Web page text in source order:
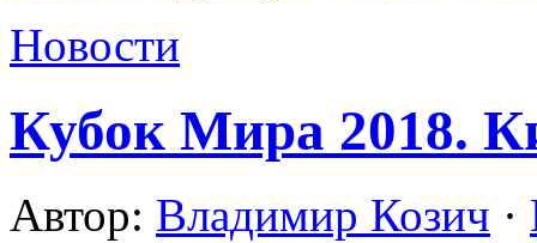
Новости
Кубок Мира 2018.
Автор: Владимир Козич ·